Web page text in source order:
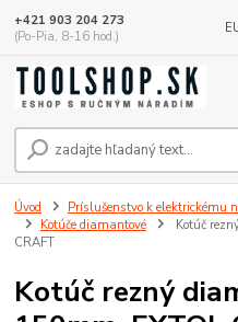
+421 903 204 273
(Po-Pia, 8-16 hod.)
Úvod Príslušenstvo k elektrickému
Kotúče diamantové
Kotúč
CRAFT
Kotúč rezný